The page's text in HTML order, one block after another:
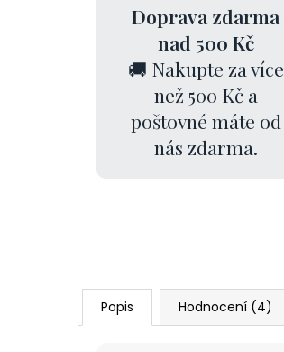
Doprava zdarma
nad 500 Kč
🚚 Nakupte za více
než 500 Kč a
poštovné máte od
nás zdarma.
Popis Hodnocení (4)